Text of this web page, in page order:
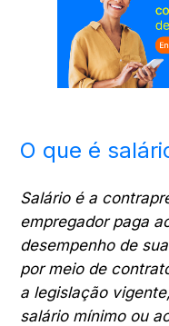
O que é
Salário é a
empregador paga
desempenho de
por meio de
a legislação
salário mínimo ou